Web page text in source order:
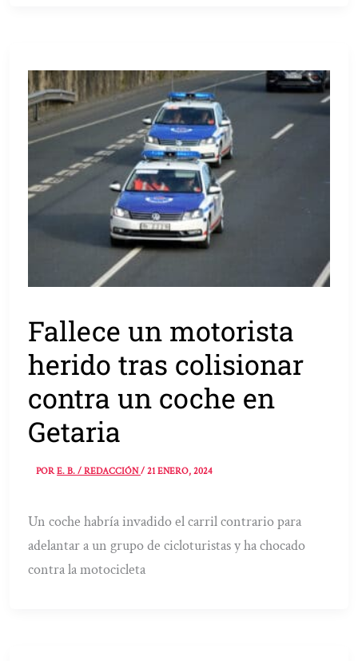
Fallece un motorista
herido tras colisionar
contra un coche en
Getaria
PORE. B. / REDACCIÓN/21 ENERO, 2024
Un coche habría invadido el carril contrario para
adelantar a un grupo de cicloturistas y ha chocado
contra la motocicleta